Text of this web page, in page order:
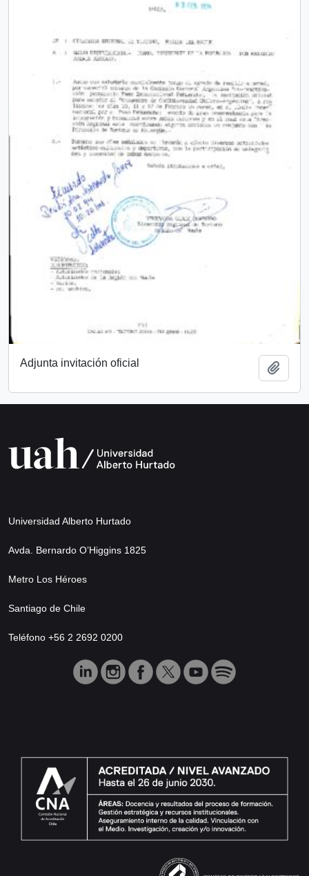
Adjunta invitación oficial
Universidad Alberto Hurtado
Avda. Bernardo O’Higgins 1825
Metro Los Héroes
Santiago de Chile
Teléfono +56 2 2692 0200